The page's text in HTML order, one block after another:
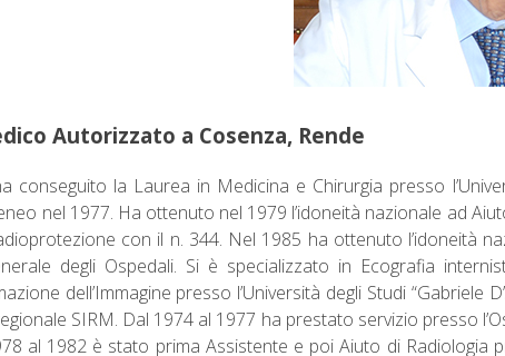
Autorizzato a Cosenza, Rende
conseguito la Laurea in Medicina e Chirurgia presso
nel 1977. Ha ottenuto nel 1979 l’idoneità nazionale ad
con il n. 344. Nel 1985 ha ottenuto l’idoneità
degli Ospedali. Si è specializzato in Ecografia
dell’Immagine presso l’Università degli Studi “Gabriele
SIRM. Dal 1974 al 1977 ha prestato servizio presso
al 1982 è stato prima Assistente e poi Aiuto di Radiologia